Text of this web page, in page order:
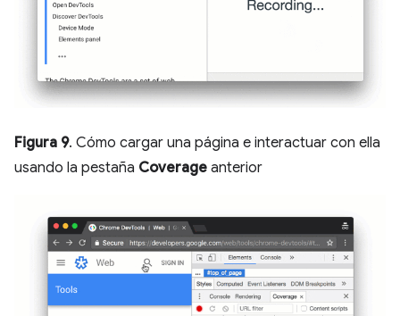
Figura 9. Cómo cargar una página e interactuar con ella
usando la pestaña Coverage anterior